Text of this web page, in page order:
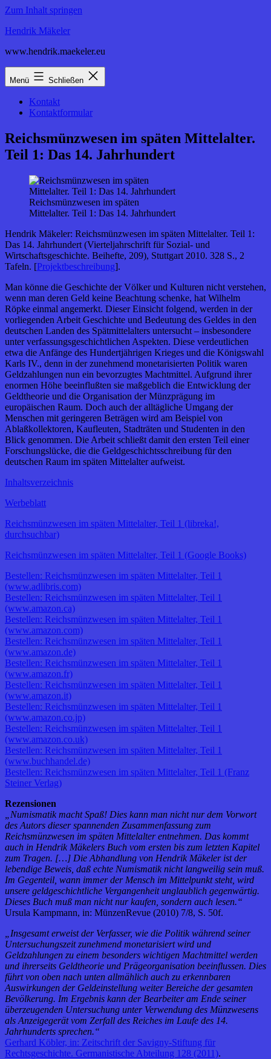
Zum Inhalt springen
Hendrik Mäkeler
www.hendrik.maekeler.eu
Menü Schließen
Kontakt
Kontaktformular
Reichsmünzwesen im späten Mittelalter.
Teil 1: Das 14. Jahrhundert
Reichsmünzwesen im späten
Mittelalter. Teil 1: Das 14. Jahrhundert
Hendrik Mäkeler: Reichsmünzwesen im späten Mittelalter. Teil 1:
Das 14. Jahrhundert (Vierteljahrschrift für Sozial- und
Wirtschaftsgeschichte. Beihefte, 209), Stuttgart 2010. 328 S., 2
Tafeln. [Projektbeschreibung].
Man könne die Geschichte der Völker und Kulturen nicht verstehen,
wenn man deren Geld keine Beachtung schenke, hat Wilhelm
Röpke einmal angemerkt. Dieser Einsicht folgend, werden in der
vorliegenden Arbeit Geschichte und Bedeutung des Geldes in den
deutschen Landen des Spätmittelalters untersucht – insbesondere
unter verfassungsgeschichtlichen Aspekten. Diese verdeutlichen
etwa die Anfänge des Hundertjährigen Krieges und die Königswahl
Karls IV., denn in der zunehmend monetarisierten Politik waren
Geldzahlungen nun ein bevorzugtes Machtmittel. Aufgrund ihrer
enormen Höhe beeinflußten sie maßgeblich die Entwicklung der
Geldtheorie und die Organisation der Münzprägung im
europäischen Raum. Doch auch der alltägliche Umgang der
Menschen mit geringeren Beträgen wird am Beispiel von
Ablaßkollektoren, Kaufleuten, Stadträten und Studenten in den
Blick genommen. Die Arbeit schließt damit den ersten Teil einer
Forschungslücke, die die Geldgeschichtsschreibung für den
deutschen Raum im späten Mittelalter aufweist.
Inhaltsverzeichnis
Werbeblatt
Reichsmünzwesen im späten Mittelalter, Teil 1 (libreka!,
durchsuchbar)
Reichsmünzwesen im späten Mittelalter, Teil 1 (Google Books)
Bestellen: Reichsmünzwesen im späten Mittelalter, Teil 1
(www.adlibris.com)
Bestellen: Reichsmünzwesen im späten Mittelalter, Teil 1
(www.amazon.ca)
Bestellen: Reichsmünzwesen im späten Mittelalter, Teil 1
(www.amazon.com)
Bestellen: Reichsmünzwesen im späten Mittelalter, Teil 1
(www.amazon.de)
Bestellen: Reichsmünzwesen im späten Mittelalter, Teil 1
(www.amazon.fr)
Bestellen: Reichsmünzwesen im späten Mittelalter, Teil 1
(www.amazon.it)
Bestellen: Reichsmünzwesen im späten Mittelalter, Teil 1
(www.amazon.co.jp)
Bestellen: Reichsmünzwesen im späten Mittelalter, Teil 1
(www.amazon.co.uk)
Bestellen: Reichsmünzwesen im späten Mittelalter, Teil 1
(www.buchhandel.de)
Bestellen: Reichsmünzwesen im späten Mittelalter, Teil 1 (Franz
Steiner Verlag)
Rezensionen
„Numismatik macht Spaß! Dies kann man nicht nur dem Vorwort
des Autors dieser spannenden Zusammenfassung zum
Reichsmünzwesen im späten Mittelalter entnehmen. Das kommt
auch in Hendrik Mäkelers Buch vom ersten bis zum letzten Kapitel
zum Tragen. […] Die Abhandlung von Hendrik Mäkeler ist der
lebendige Beweis, daß echte Numismatik nicht langweilig sein muß.
Im Gegenteil, wann immer der Mensch im Mittelpunkt steht, wird
unsere geldgeschichtliche Vergangenheit unglaublich gegenwärtig.
Dieses Buch muß man nicht nur kaufen, sondern auch lesen.“
Ursula Kampmann, in: MünzenRevue (2010) 7/8, S. 50f.
„Insgesamt erweist der Verfasser, wie die Politik während seiner
Untersuchungszeit zunehmend monetarisiert wird und
Geldzahlungen zu einem besonders wichtigen Machtmittel werden
und ihrerseits Geldtheorie und Prägeorganisation beeinflussen. Dies
führt von oben nach unten allmählich auch zu erkennbaren
Auswirkungen der Geldeinstellung weiter Bereiche der gesamten
Bevölkerung. Im Ergebnis kann der Bearbeiter am Ende seiner
überzeugenden Untersuchung unter Verwendung des Münzwesens
als Anzeigegerät vom Zerfall des Reiches im Laufe des 14.
Jahrhunderts sprechen.“
Gerhard Köbler, in: Zeitschrift der Savigny-Stiftung für
Rechtsgeschichte. Germanistische Abteilung 128 (2011).